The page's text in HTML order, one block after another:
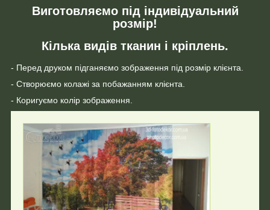
Виготовляємо під індивідуальний
розмір!
Кілька видів тканин і кріплень.
- Перед друком підганяємо зображення під розмір клієнта.
- Створюємо колажі за побажанням клієнта.
- Коригуємо колір зображення.